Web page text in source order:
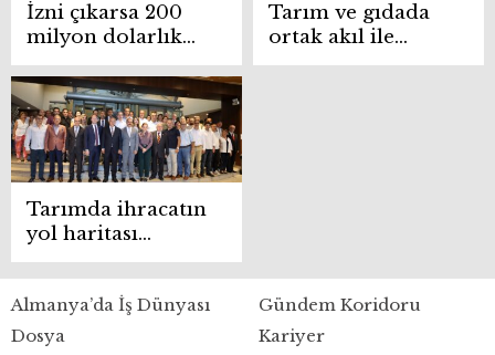
İzni çıkarsa 200
milyon dolarlık
döviz girişi
hedefleniyor
Tarım ve gıdada
ortak akıl ile
ihracat yol
Tarımda ihracatın
yol haritası
belirlendi
Almanya’da İş Dünyası
Dosya
Gündem Koridoru
Kariyer